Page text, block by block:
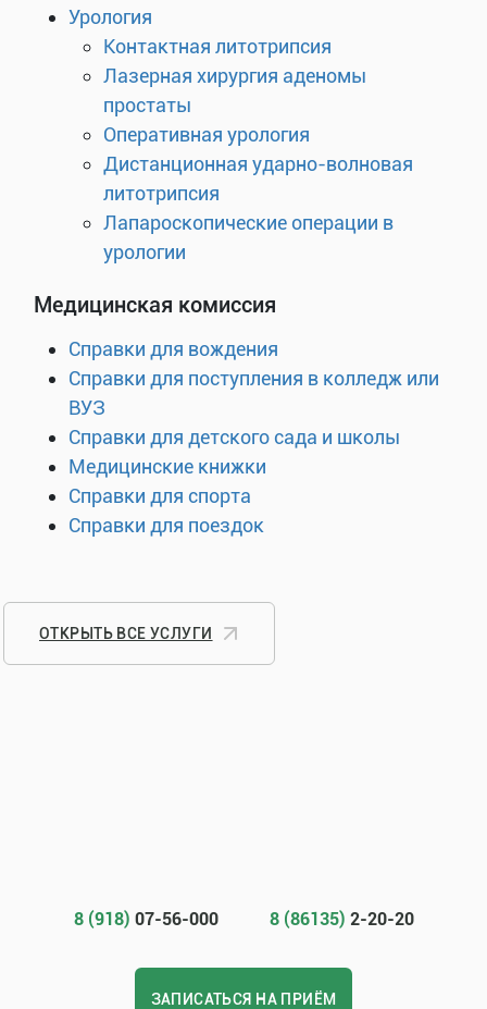
Урология
Контактная литотрипсия
Лазерная хирургия аденомы
простаты
Оперативная урология
Дистанционная ударно-волновая
литотрипсия
Лапароскопические операции в
урологии
Медицинская комиссия
Справки для вождения
Справки для поступления в колледж или
ВУЗ
Справки для детского сада и школы
Медицинские книжки
Справки для спорта
Справки для поездок
ОТКРЫТЬ ВСЕ УСЛУГИ
8 (918) 07-56-000 8 (86135) 2-20-20
ЗАПИСАТЬСЯ НА ПРИЁМ